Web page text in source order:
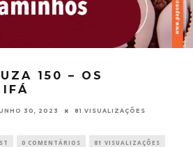
150 – OS
IFÁ
30, 2023 81 VISUALIZAÇÕES
0 COMENTÁRIOS 81 VISUALIZAÇÕES